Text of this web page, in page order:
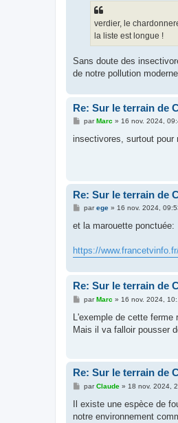
verdier, le
la liste est longue !
Sans doute des
de notre pollution
Re: Sur le terrain de
M
s
parMarc » 16 nov. 2024,
insectivores, surtout pour
Re: Sur le terrain de
M
s
g
e
parege» 16 nov. 2024,
et la marouette ponctuée:
https://
Re: Sur le terrain de
M
s
a
parMarc » 16 nov. 2024,
L'exemple de cette ferme
Mais il va falloir pousser
Re: Sur le terrain de
M
s
a
parClaude» 18 nov. 2024,
Il existe une espèce de
notre environnement